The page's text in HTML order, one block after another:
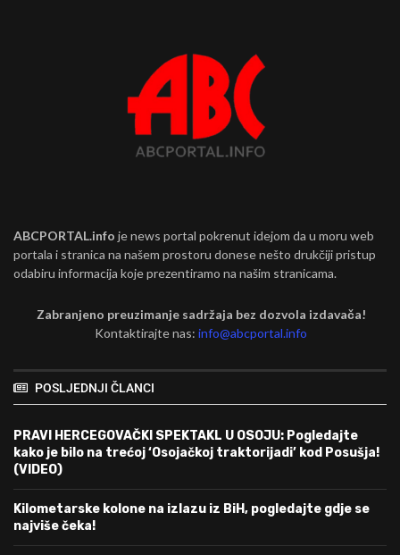
ABCPORTAL.info je news portal pokrenut idejom da u moru web
portala i stranica na našem prostoru donese nešto drukčiji pristup
odabiru informacija koje prezentiramo na našim stranicama.
Zabranjeno preuzimanje sadržaja bez dozvola izdavača!
Kontaktirajte nas:info@abcportal.info
POSLJEDNJI ČLANCI
PRAVI HERCEGOVAČKI SPEKTAKL U OSOJU: Pogledajte
kako je bilo na trećoj ‘Osojačkoj traktorijadi’ kod Posušja!
(VIDEO)
Kilometarske kolone na izlazu iz BiH, pogledajte gdje se
najviše čeka!